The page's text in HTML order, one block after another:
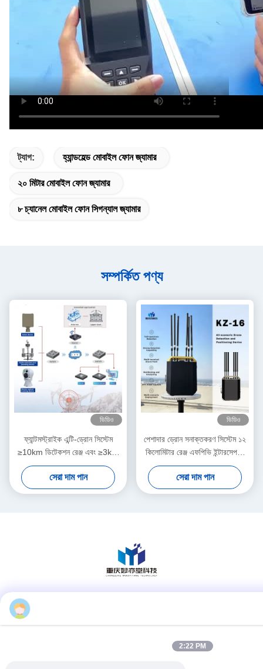
ট্যাগ: হ্যান্ডহেল্ড মোবাইল ফোন জ্যামার
২০ মিটার মোবাইল ফোন জ্যামার
৮ চ্যানেল মোবাইল ফোন সিগন্যাল জ্যামার
সম্পর্কিত পণ্য
ভিডিও
ফ্যান্টমস্ট্রাইক এন্টি-ড্রোন সিস্টেম
≥10km ডিটেকশন রেঞ্জ এবং ≥3km
এন্টি-ড্রোন রেঞ্জ সহ মাল্টি-স্পেকট্রাম
ডিটেকশন বৈশিষ্ট্যযুক্ত
সেরা দাম পান
ভিডিও
পেশাদার ড্রোন সনাক্তকরণ সিস্টেম ১২
কিলোমিটার রেঞ্জ এফপিভি ইন্টারসেপশন
রিয়েল টাইম পাইলট অবস্থান ট্র্যাকিং
সেরা দাম পান
2:22 PM